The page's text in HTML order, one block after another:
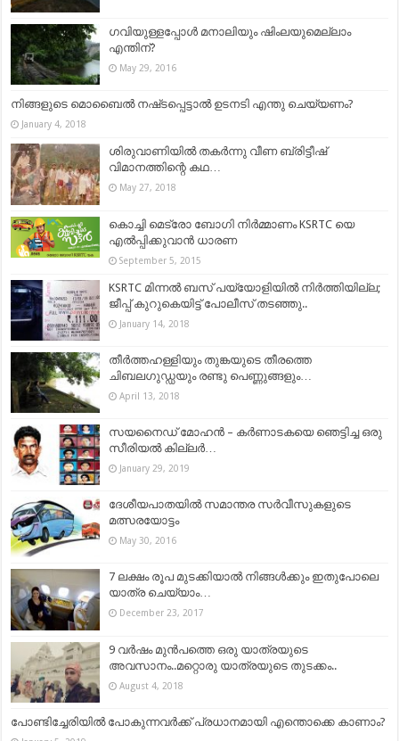
ഗവിയുള്ളപ്പോള്‍ മനാലിയും ഷിംലയുമെല്ലാം
എന്തിന്?
May 29, 2016
നിങ്ങളുടെ മൊബൈല്‍ നഷ്‌ടപ്പെട്ടാല്‍ ഉടനടി എന്തു ചെയ്യണം?
January 4, 2018
ശിരുവാണിയിൽ തകർന്നു വീണ ബ്രിട്ടീഷ്
വിമാനത്തിന്റെ കഥ…
May 27, 2018
കൊച്ചി മെട്രോ ബോഗി നിർമ്മാണം KSRTC യെ
എൽപ്പിക്കുവാൻ ധാരണ
September 5, 2015
KSRTC മിന്നല്‍ ബസ്‌ പയ്യോളിയില്‍ നിര്‍ത്തിയില്ല;
ജീപ്പ് കുറുകെയിട്ട് പോലീസ് തടഞ്ഞു..
January 14, 2018
തീർത്തഹള്ളിയും തുങ്കയുടെ തീരത്തെ
ചിബലഗുഡ്ഡയും രണ്ടു പെണ്ണുങ്ങളും…
April 13, 2018
സയനൈഡ് മോഹൻ – കർണാടകയെ ഞെട്ടിച്ച ഒരു
സീരിയൽ കില്ലർ…
January 29, 2019
ദേശീയപാതയില്‍ സമാന്തര സര്‍വീസുകളുടെ
മത്സരയോട്ടം
May 30, 2016
7 ലക്ഷം രൂപ മുടക്കിയാൽ നിങ്ങൾക്കും ഇതുപോലെ
യാത്ര ചെയ്യാം…
December 23, 2017
9 വർഷം മുൻപത്തെ ഒരു യാത്രയുടെ
അവസാനം..മറ്റൊരു യാത്രയുടെ തുടക്കം..
August 4, 2018
പോണ്ടിച്ചേരിയിൽ പോകുന്നവർക്ക് പ്രധാനമായി എന്തൊക്കെ കാണാം?